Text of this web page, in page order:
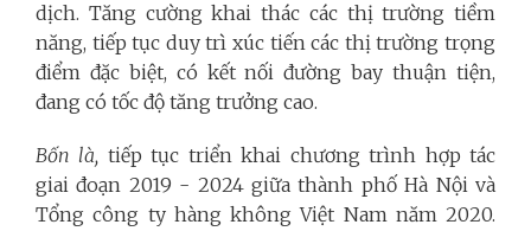
dịch. Tăng cường khai thác các thị trường tiềm
năng, tiếp tục duy trì xúc tiến các thị trường trọng
điểm đặc biệt, có kết nối đường bay thuận tiện,
đang có tốc độ tăng trưởng cao.
Bốn là, tiếp tục triển khai chương trình hợp tác
giai đoạn 2019 - 2024 giữa thành phố Hà Nội và
Tổng công ty hàng không Việt Nam năm 2020.